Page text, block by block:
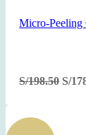
Micro-
S/198.50 S/